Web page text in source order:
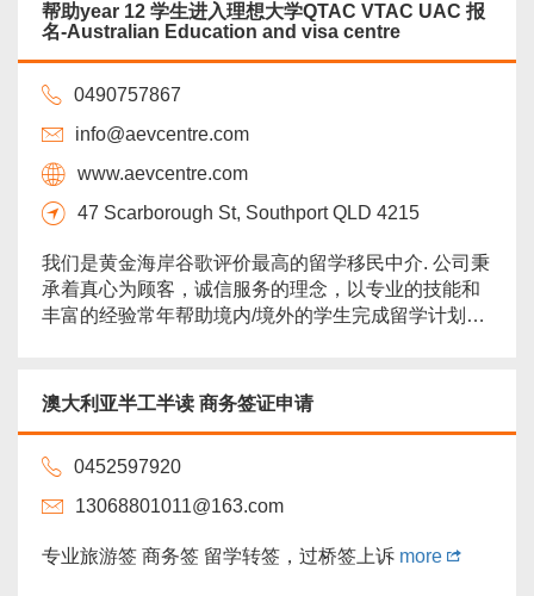
帮助year 12 学生进入理想大学QTAC VTAC UAC 报
名-Australian Education and visa centre
0490757867
info@aevcentre.com
www.aevcentre.com
47 Scarborough St, Southport QLD 4215
我们是黄金海岸谷歌评价最高的留学移民中介. 公司秉
承着真心为顾客，诚信服务的理念，以专业的技能和
丰富的经验常年帮助境内/境外的学生完成留学计划和
免费. 对于澳洲12年级的学生升学，我们也有着多年的
经验.通过我们设计升学方案的学生.90%以上都稳妥升
们... more
澳大利亚半工半读 商务签证申请
0452597920
13068801011@163.com
专业旅游签 商务签 留学转签，过桥签上诉 more